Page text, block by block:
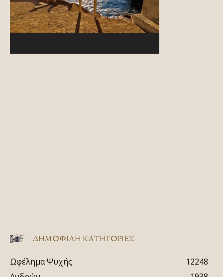
ΔΗΜΟΦΙΛΗ ΚΑΤΗΓΟΡΙΕΣ
Ωφέλημα Ψυχής
12248